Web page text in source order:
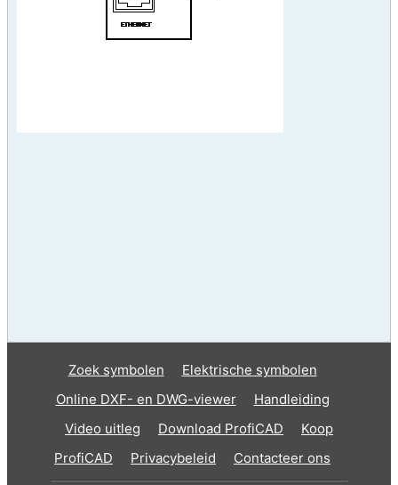
Zoek symbolen
Elektrische symbolen
Online DXF- en DWG-viewer
Handleiding
Video uitleg
Download ProfiCAD
Koop
ProfiCAD
Privacybeleid Contacteer ons